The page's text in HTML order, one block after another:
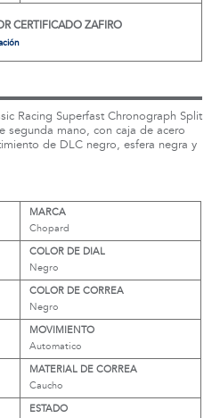
CERTIFICADO ZAFIRO
Racing Superfast Chronograph Split
segunda mano, con caja de acero
de DLC negro, esfera negra y
MARCA
Chopard
COLOR DE DIAL
Negro
COLOR DE CORREA
Negro
MOVIMIENTO
Automatico
MATERIAL DE CORREA
Caucho
ESTADO